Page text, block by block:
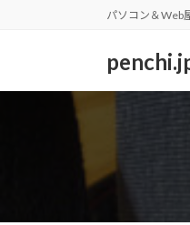
パソコン＆Web